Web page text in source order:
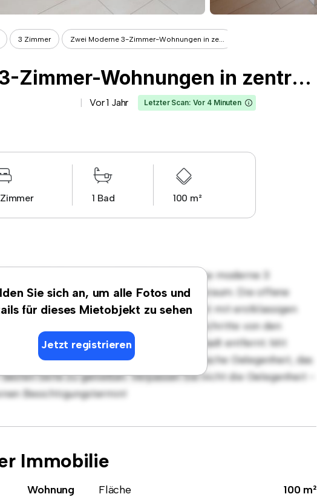
3 Zimmer Zwei Moderne 3-Zimmer-Wohnungen in ze...
Zwei Moderne 3-Zimmer-Wohnungen in zentraler Lage von Heide
Vor 1 Jahr Letzter Scan: Vor 4 Minuten
1 Bad 100 m²
Sie sich an, um alle Fotos und
für dieses Mietobjekt zu sehen
Jetzt registrieren
Rückzugsort in 25746 Heide! Diese moderne 3
einen stilvollen und gemütlichen Lebensraum. Die offene
für Gäste, und die elegante Küche ist mit erstklassigen
erstklassigen Lage sind Sie nur wenige Schritte von den
und Unterhaltungsmöglichkeiten der Stadt entfernt. Mit
€ 980 ist diese Wohnung eine fantastische Gelegenheit, das
Seite zu genießen. Verpassen Sie nicht die Gelegenheit -
Besichtigungstermin!
Immobilie
Wohnung Fläche
100 m²